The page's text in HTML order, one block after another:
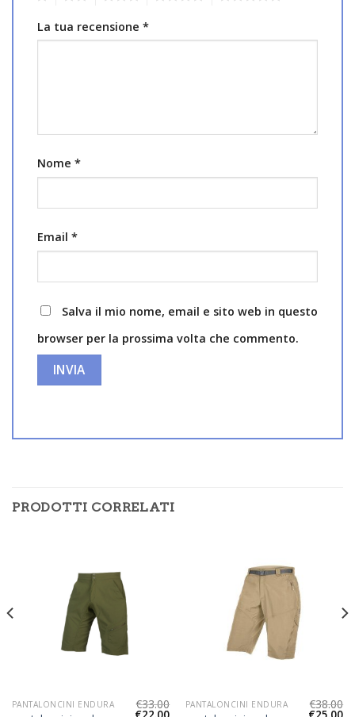
La tua recensione *
Nome *
Email *
Salva il mio nome, email e sito web in questo
browser per la prossima volta che commento.
PRODOTTI CORRELATI
PANTALONCINI ENDURA €33.00 PANTALONCINI ENDURA €38.00